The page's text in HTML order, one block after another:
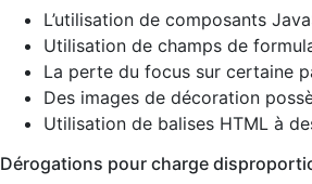
L’utilisation de composants
Utilisation de champs de
La perte du focus sur certaine
Des images de décoration
Utilisation de balises HTML à
Dérogations pour charge